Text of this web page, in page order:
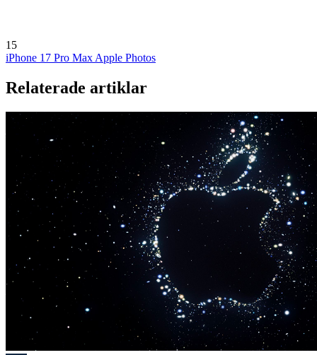
15
iPhone 17 Pro Max Apple Photos
Relaterade artiklar